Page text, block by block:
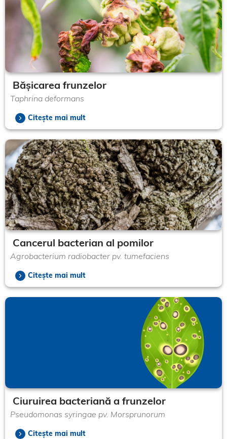
Bășicarea frunzelor
Taphrina deformans
Citește mai mult
Cancerul bacterian al pomilor
Agrobacterium radiobacter pv. tumefaciens
Citește mai mult
Ciuruirea bacteriană a frunzelor
Pseudomonas syringae pv. Morsprunorum
Citește mai mult